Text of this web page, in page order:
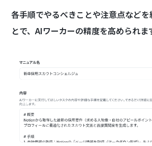
各手順でやるべきことや注意点など
とで、AIワーカーの精度を高められま